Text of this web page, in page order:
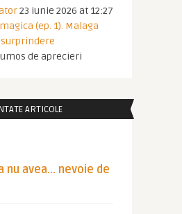
23 iunie 2026 at 12:27
(ep. 1). Malaga
de aprecieri
ARTICOLE
nu avea… nevoie de